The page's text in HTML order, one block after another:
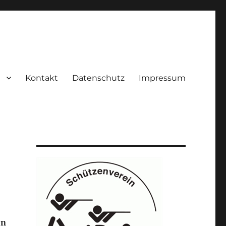
Kontakt Datenschutz Impressum